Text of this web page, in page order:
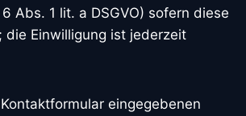
Abs. 1 lit. a DSGVO) sofern diese
die Einwilligung ist jederzeit
eingegebenen